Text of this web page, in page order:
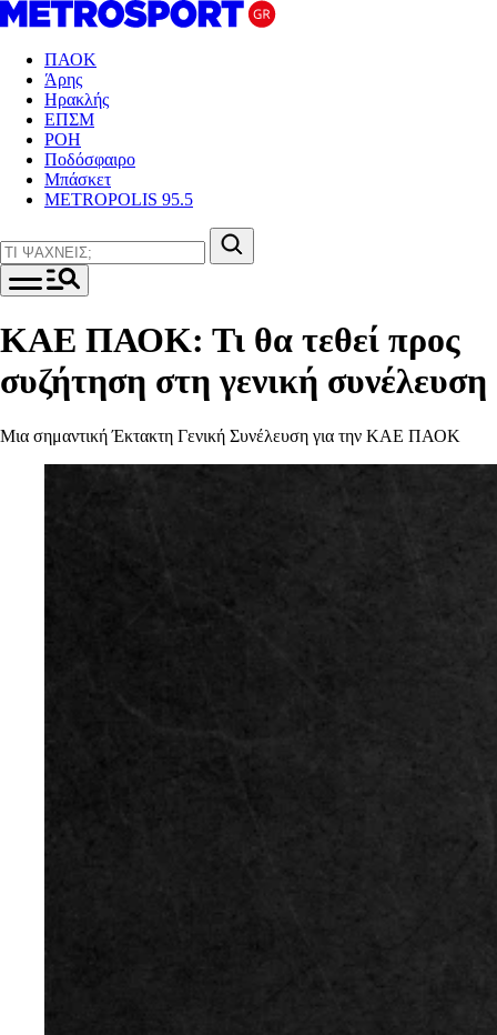
ΠΑΟΚ
Άρης
Ηρακλής
ΕΠΣΜ
ΡΟΗ
Ποδόσφαιρο
Μπάσκετ
METROPOLIS 95.5
ΚΑΕ ΠΑΟΚ: Τι θα τεθεί προς
συζήτηση στη γενική συνέλευση
Μια σημαντική Έκτακτη Γενική Συνέλευση για την ΚΑΕ ΠΑΟΚ